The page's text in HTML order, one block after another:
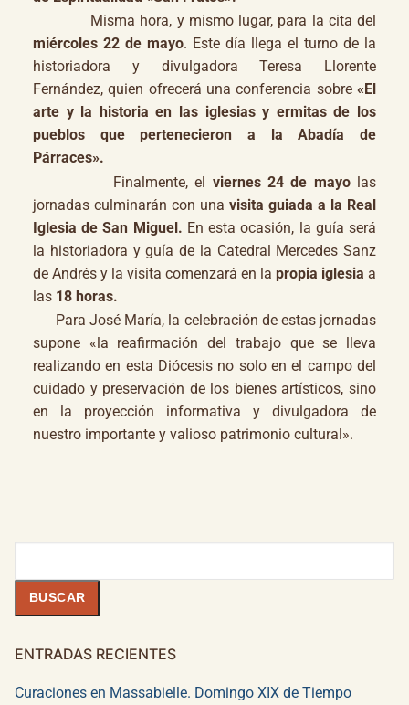
Misma hora, y mismo lugar, para la cita del
miércoles 22 de mayo. Este día llega el turno de la
historiadora y divulgadora Teresa Llorente
Fernández, quien ofrecerá una conferencia sobre «El
arte y la historia en las iglesias y ermitas de los
pueblos que pertenecieron a la Abadía de
Párraces».
Finalmente, el viernes 24 de mayolas
jornadas culminarán con una visita guiada a la Real
Iglesia de San Miguel. En esta ocasión, la guía será
la historiadora y guía de la Catedral Mercedes Sanz
de Andrés y la visita comenzará en la propia iglesia a
las 18 horas.
Para José María, la celebración de estas jornadas
supone «la reafirmación del trabajo que se lleva
realizando en esta Diócesis no solo en el campo del
cuidado y preservación de los bienes artísticos, sino
en la proyección informativa y divulgadora de
nuestro importante y valioso patrimonio cultural».
BUSCAR
ENTRADAS RECIENTES
Curaciones en Massabielle. Domingo XIX de Tiempo